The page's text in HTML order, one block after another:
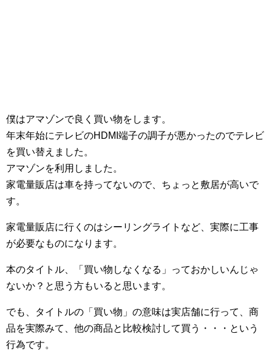
僕はアマゾンで良く買い物をします。
年末年始にテレビのHDMI端子の調子が悪かったのでテレビ
を買い替えました。
アマゾンを利用しました。
家電量販店は車を持ってないので、ちょっと敷居が高いで
す。
家電量販店に行くのはシーリングライトなど、実際に工事
が必要なものになります。
本のタイトル、「買い物しなくなる」っておかしいんじゃ
ないか？と思う方もいると思います。
でも、タイトルの「買い物」の意味は実店舗に行って、商
品を実際みて、他の商品と比較検討して買う・・・という
行為です。